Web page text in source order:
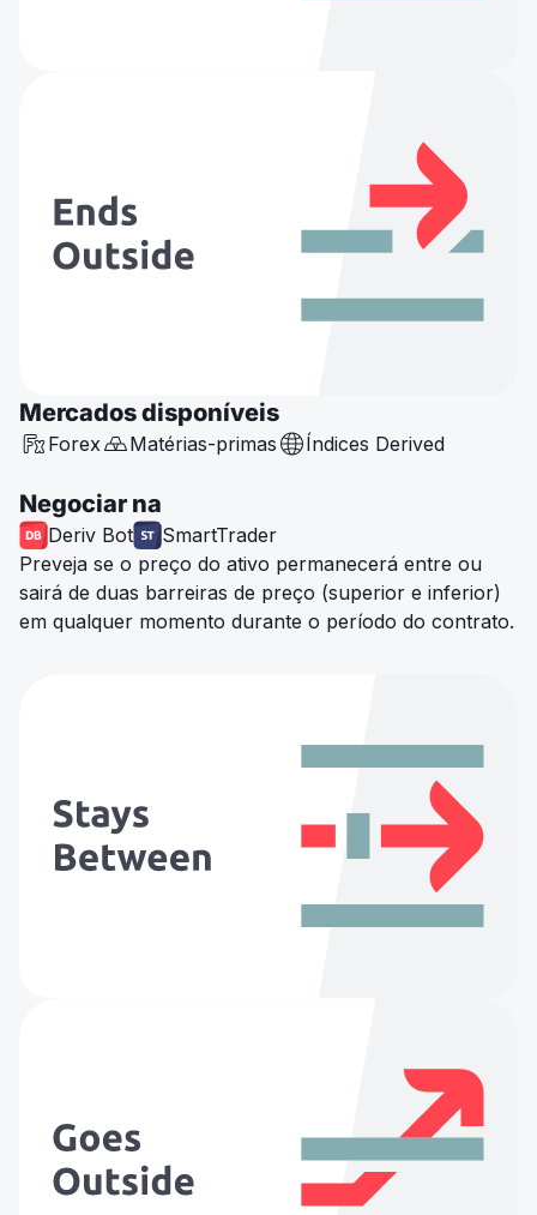
Mercados disponíveis
Forex Matérias-primas Índices Derived
Negociar na
Deriv Bot
SmartTrader
Preveja se o preço do ativo permanecerá entre ou
sairá de duas barreiras de preço (superior e inferior)
em qualquer momento durante o período do contrato.